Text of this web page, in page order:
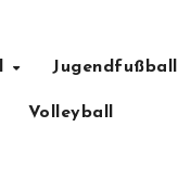
Jugendfußball
Volleyball